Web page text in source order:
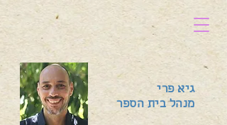
גיא פרי
מנהל בית הספר